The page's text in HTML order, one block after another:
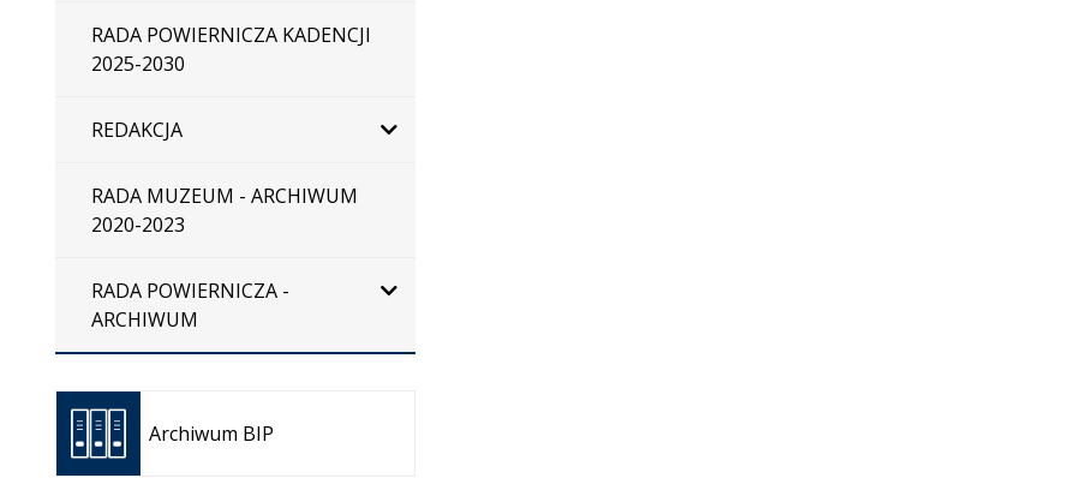
RADA POWIERNICZA KADENCJI
2025-2030
REDAKCJA
RADA MUZEUM - ARCHIWUM
2020-2023
RADA POWIERNICZA -
ARCHIWUM
Archiwum BIP
Otwiera
się w
nowej
karcie